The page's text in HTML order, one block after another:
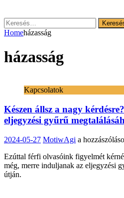
Keresés:
Homeházasság
házasság
Kapcsolatok
Készen állsz a nagy
eljegyzési gyűrű
2024-05-27 MotiwAgi Készen
a
nagy
a
Ezúttal férfi olvasóink figyelmét
még, merre induljanak az eljegyzési
útján.